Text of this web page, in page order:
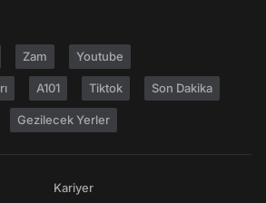
Zam Youtube
A101 Tiktok Son Dakika
Gezilecek Yerler
Kariyer